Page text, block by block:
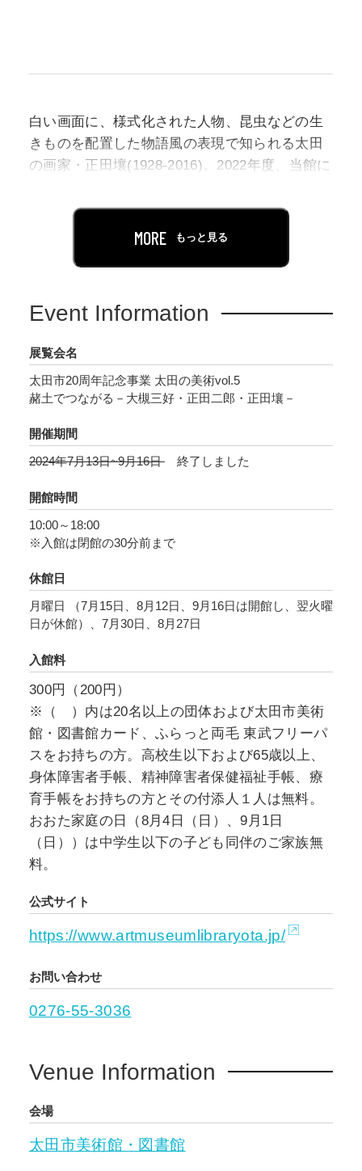
白い画面に、様式化された人物、昆虫などの生
きものを配置した物語風の表現で知られる太田
の画家・正田壤(1928-2016)。2022年度、当館に
ど、未公開の資料を新たにご寄贈いただきまし
た。本展は、本資料の内2点に記載された
の作家・大槻三好（1903-1987）、正田二郎
田壤の画業を見つめる機会とします。
赭土会結成にかかわった太田の教育者であり歌
人の大槻三好は、群馬県師範学校で学び、そこ
で油彩画の制作を始めました。学生同士で組織
した絵画同好会「曙会」では、1921年から始ま
った展覧会において運営面を担い、自らも出品
しつつ活躍。それと同時に、上毛新聞の柳芳太
郎と出会い、彼に請われて同紙の文芸欄「日曜
範学校卒業後は、太田に戻り教師をしながら郷
土の文芸発展に寄与する活動を多様に展開しま
す。その一つが赭土会でした。
学校を卒業後、県庁に勤めながら油彩画を制
作。大槻とは1928年に出会い、赭土会にも参加
して同会展覧会に出品しました。1931年第12回
帝展に《M市公園》（群馬県立近代美術館蔵）
が初入選した後に上京し、熊岡美彦（1889-
1944）に師事して主に東光会で活躍しました。
正田壤は、正田二郎の兄・正田太郎の長男とし
て生まれ、二郎からも絵画の基本を教わりまし
た。二郎から壤へ送られた手紙には、デッサン
の基礎がていねいに説かれています。そうした
新規寄贈資料からも見てとれます。
本展開催のきっかけになった「AKATUTI」と記
載のある正田壤のスケッチブックと、大槻や正
田二郎が参加していた赭土会との関係は、残念
ながら不明です。しかしながら、「あかつち」
ます。太田で芽生え、育った文化の一断片をご
覧ください。
MORE もっと見る
Event Information
展覧会名
太田市20周年記念事業 太田の美術vol.5
赭土でつながる－大槻三好・正田二郎・正田壤－
開催期間
2024年7月13日~9月16日
終了しました
開館時間
10:00～18:00
※入館は閉館の30分前まで
休館日
月曜日 （7月15日、8月12日、9月16日は開館し、翌火曜
日が休館）、7月30日、8月27日
入館料
300円（200円）
※（ ）内は20名以上の団体および太田市美術
館・図書館カード、ふらっと両毛 東武フリーパ
スをお持ちの方。高校生以下および65歳以上、
身体障害者手帳、精神障害者保健福祉手帳、療
育手帳をお持ちの方とその付添人１人は無料。
おおた家庭の日（8月4日（日）、9月1日
（日））は中学生以下の子ども同伴のご家族無
料。
公式サイト
https://www.artmuseumlibraryota.jp/
お問い合わせ
0276-55-3036
Venue Information
会場
太田市美術館・図書館